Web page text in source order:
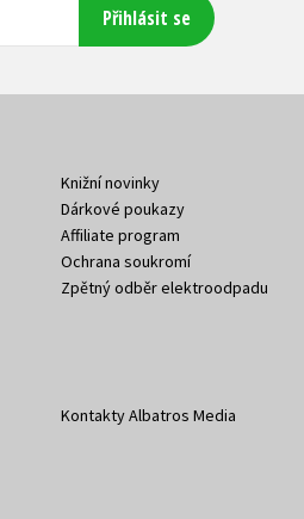
Přihlásit se
Knižní novinky
Dárkové poukazy
Affiliate program
Ochrana soukromí
Zpětný odběr elektroodpadu
Kontakty Albatros Media